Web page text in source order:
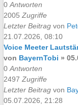
0 Antworten
2005 Zugriffe
Letzter Beitrag von
21.07.2026, 08:10
Voice Meeter
von BayernTobi »
0 Antworten
2497 Zugriffe
Letzter Beitrag von
05.07.2026, 21:28